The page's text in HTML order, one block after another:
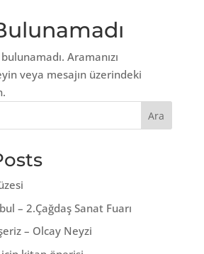
Aramanızı
veya mesajın üzerindeki
Ara
– 2.Çağdaş Sanat Fuarı
– Olcay Neyzi